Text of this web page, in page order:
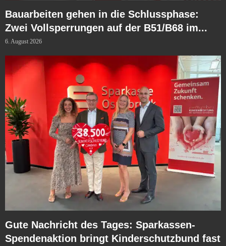
Bauarbeiten gehen in die Schlussphase:
Zwei Vollsperrungen auf der B51/B68 im...
6. August 2026
Gute Nachricht des Tages: Sparkassen-
Spendenaktion bringt Kinderschutzbund fast